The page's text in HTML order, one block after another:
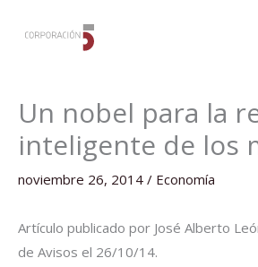
Un nobel para la
inteligente de los
noviembre 26, 2014 / Economía
Artículo publicado por José Alberto
de Avisos el 26/10/14.